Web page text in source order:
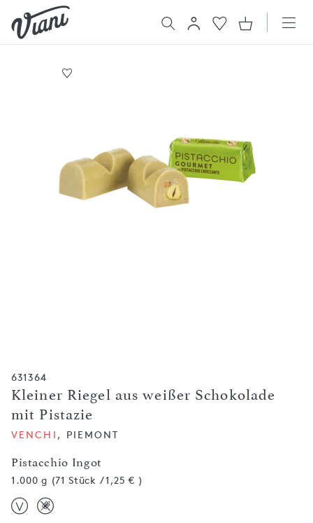
631364
Kleiner Riegel aus weißer Schokolade
mit Pistazie
Pistacchio Ingot
VENCHI , PIEMONT
1.000 g (71 Stück / 1,25 € )